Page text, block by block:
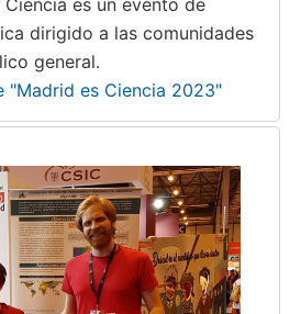
dirigido a las comunidades
general.
"Madrid es Ciencia 2023"